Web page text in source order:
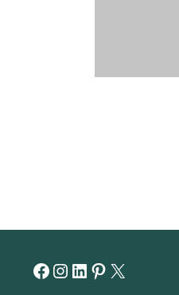
Facebook
Instagram
LinkedIn
Pinterest
X